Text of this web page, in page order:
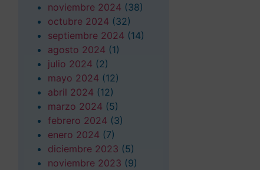
noviembre 2024 (38)
octubre 2024 (32)
septiembre 2024 (14)
agosto 2024 (1)
julio 2024 (2)
mayo 2024 (12)
abril 2024 (12)
marzo 2024 (5)
febrero 2024 (3)
enero 2024 (7)
diciembre 2023 (5)
noviembre 2023 (9)